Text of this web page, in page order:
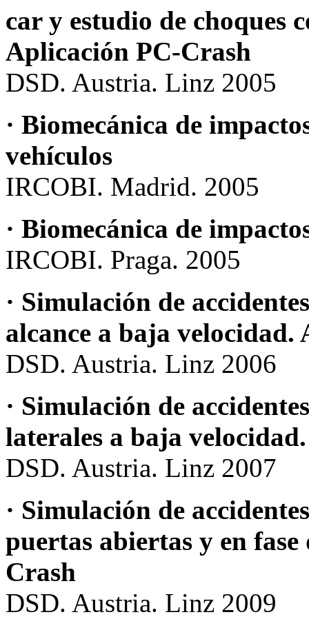
car y estudio de choques
Aplicación PC-Crash
DSD. Austria. Linz 2005
· Biomecánica de
vehículos
IRCOBI. Madrid. 2005
· Biomecánica de
IRCOBI. Praga. 2005
· Simulación de
alcance a baja
DSD. Austria. Linz 2006
· Simulación de
laterales a baja
DSD. Austria. Linz 2007
· Simulación de
puertas abiertas y en
Crash
DSD. Austria. Linz 2009